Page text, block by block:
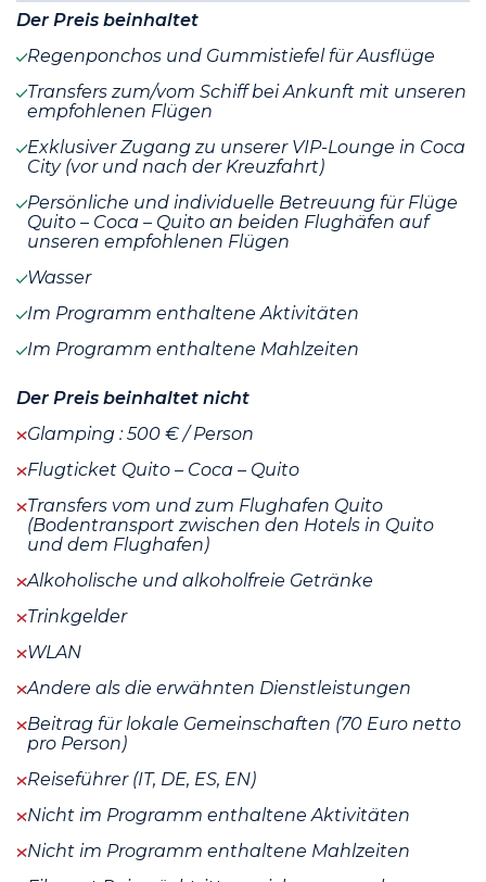
Der Preis beinhaltet
Regenponchos und Gummistiefel für Ausflüge
Transfers zum/vom Schiff bei Ankunft mit unseren
empfohlenen Flügen
Exklusiver Zugang zu unserer VIP-Lounge in Coca
City (vor und nach der Kreuzfahrt)
Persönliche und individuelle Betreuung für Flüge
Quito – Coca – Quito an beiden Flughäfen auf
unseren empfohlenen Flügen
Wasser
Im Programm enthaltene Aktivitäten
Im Programm enthaltene Mahlzeiten
Der Preis beinhaltet nicht
Glamping : 500 € / Person
Flugticket Quito – Coca – Quito
Transfers vom und zum Flughafen Quito
(Bodentransport zwischen den Hotels in Quito
und dem Flughafen)
Alkoholische und alkoholfreie Getränke
Trinkgelder
WLAN
Andere als die erwähnten Dienstleistungen
Beitrag für lokale Gemeinschaften (70 Euro netto
pro Person)
Reiseführer (IT, DE, ES, EN)
Nicht im Programm enthaltene Aktivitäten
Nicht im Programm enthaltene Mahlzeiten